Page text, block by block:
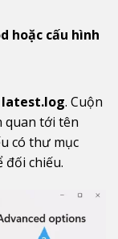
hoặc cấu hình
latest.log. Cuộn
quan tới tên
có thư mục
đối chiếu.